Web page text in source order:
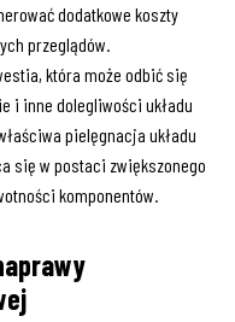
dodatkowe koszty
przeglądów.
która może odbić się
i inne dolegliwości układu
pielęgnacja układu
się w postaci zwiększonego
komponentów.